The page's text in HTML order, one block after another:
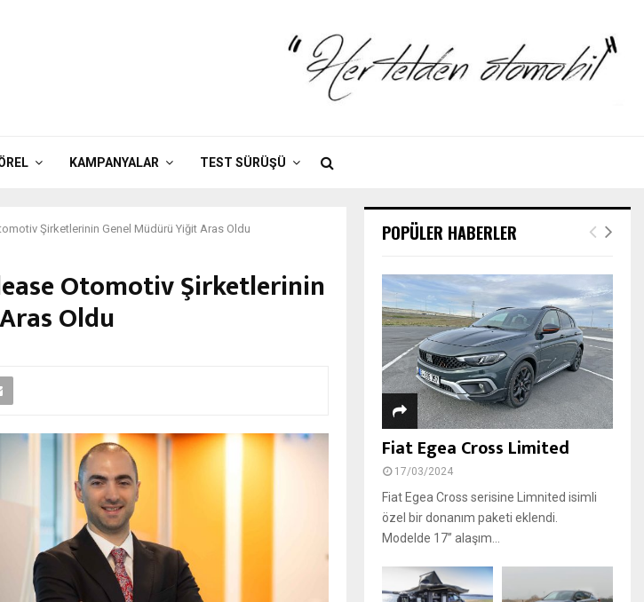
KAMPANYALAR TEST SÜRÜŞÜ
Şirketlerinin Genel Müdürü Yiğit Aras Oldu
Otomotiv Şirketlerinin
Oldu
POPÜLER HABERLER
Fiat Egea Cross Limited
17/03/2024
Fiat Egea Cross serisine Limnited isimli
özel bir donanım paketi eklendi.
Modelde 17’’ alaşım...